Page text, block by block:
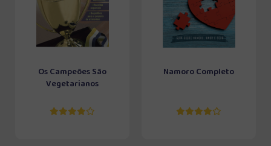
Os Campeões São
Vegetarianos
Namoro Completo